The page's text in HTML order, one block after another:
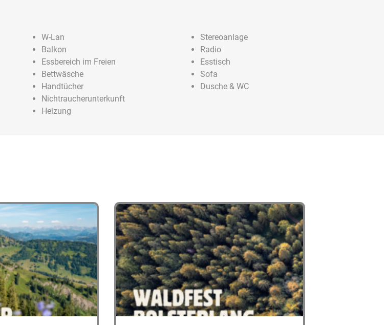
W-Lan
Balkon
Essbereich im Freien
Bettwäsche
Handtücher
Nichtraucherunterkunft
Heizung
Stereoanlage
Radio
Esstisch
Sofa
Dusche & WC